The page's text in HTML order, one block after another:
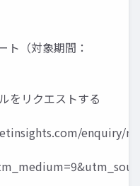
（対象期間：
をリクエストする
enquiry/